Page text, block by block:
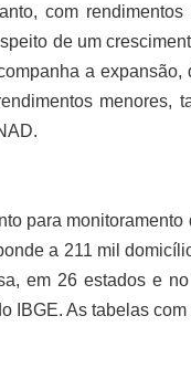
com
de um
a
menores,
para monitoramento
a 211 mil
em 26 estados e
IBGE. As tabelas